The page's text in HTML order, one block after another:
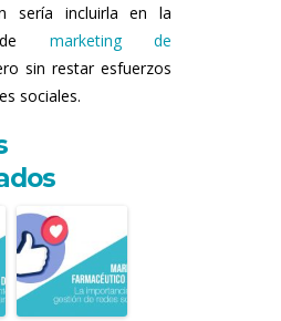
sería incluirla en la
de marketing de
sin restar esfuerzos
sociales.